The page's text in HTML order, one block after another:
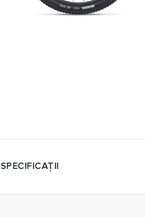
SPECIFICAȚII